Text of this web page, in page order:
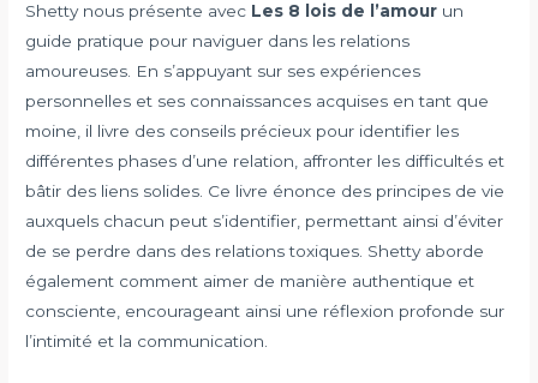
Shetty nous présente avec Les 8 lois de l’amour un
guide pratique pour naviguer dans les relations
amoureuses. En s’appuyant sur ses expériences
personnelles et ses connaissances acquises en tant que
moine, il livre des conseils précieux pour identifier les
différentes phases d’une relation, affronter les difficultés et
bâtir des liens solides. Ce livre énonce des principes de vie
auxquels chacun peut s’identifier, permettant ainsi d’éviter
de se perdre dans des relations toxiques. Shetty aborde
également comment aimer de manière authentique et
consciente, encourageant ainsi une réflexion profonde sur
l’intimité et la communication.